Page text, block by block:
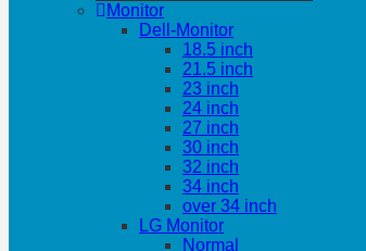
Monitor
Dell-Monitor
18.5 inch
21.5 inch
23 inch
24 inch
27 inch
30 inch
32 inch
34 inch
over 34 inch
LG Monitor
Normal